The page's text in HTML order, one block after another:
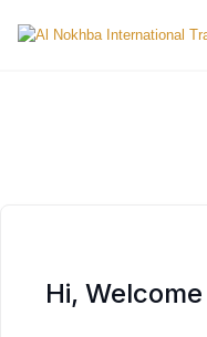
Hi,